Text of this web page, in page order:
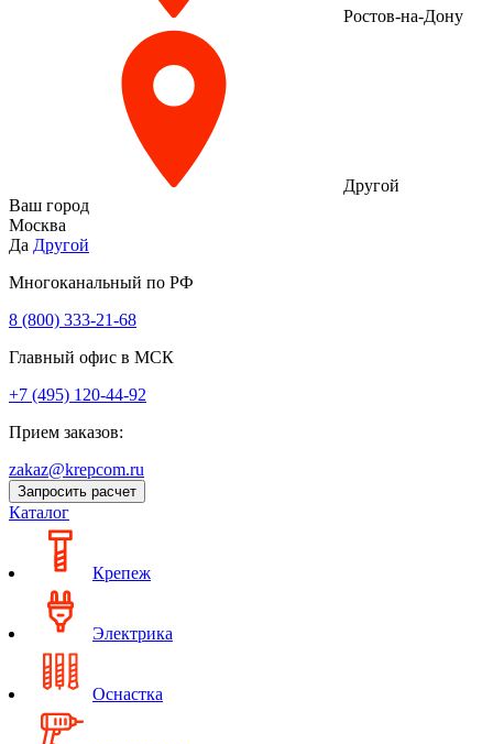
Ростов-на-Дону
Другой
Ваш город
Москва
Да Другой
Многоканальный по РФ
8 (800) 333‑21-68
Главный офис в МСК
+7 (495) 120-44-92
Прием заказов:
zakaz@krepcom.ru
Запросить расчет
Каталог
Крепеж
Электрика
Оснастка